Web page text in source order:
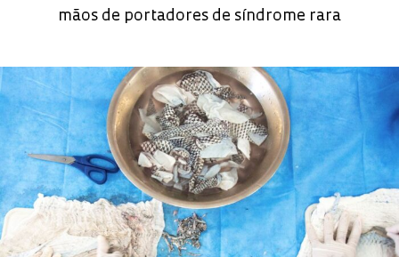
mãos de portadores de síndrome rara